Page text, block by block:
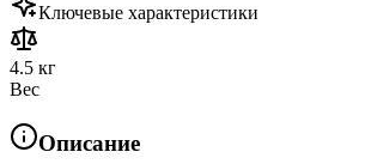
Ключевые характеристики
4.5 кг
Вес
Описание